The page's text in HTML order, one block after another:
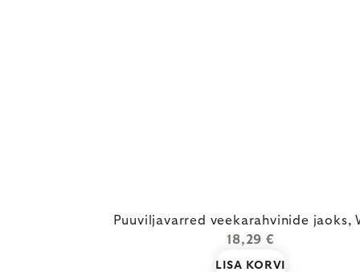
Puuviljavarred veekarahvinide jaoks,
18,29 €
LISA KORVI